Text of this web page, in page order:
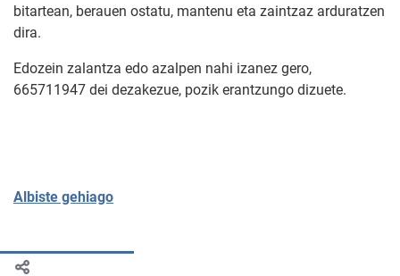
bitartean, berauen ostatu, mantenu eta zaintzaz arduratzen
dira.
Edozein zalantza edo azalpen nahi izanez gero,
665711947 dei dezakezue, pozik erantzungo dizuete.
Albiste gehiago